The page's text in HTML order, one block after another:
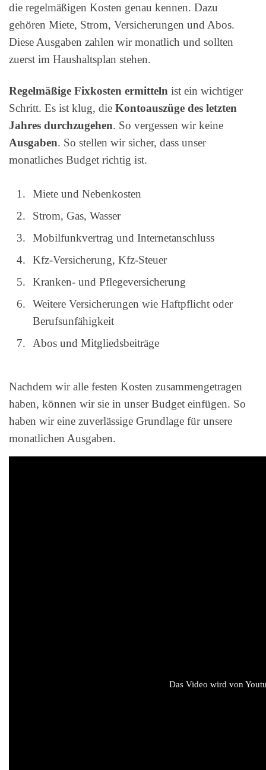
die regelmäßigen Kosten genau kennen. Dazu
gehören Miete, Strom, Versicherungen und Abos.
Diese Ausgaben zahlen wir monatlich und sollten
zuerst im Haushaltsplan stehen.
Regelmäßige Fixkosten ermitteln ist ein wichtiger
Schritt. Es ist klug, die Kontoauszüge des letzten
Jahres durchzugehen. So vergessen wir keine
Ausgaben. So stellen wir sicher, dass unser
monatliches Budget richtig ist.
Miete und Nebenkosten
Strom, Gas, Wasser
Mobilfunkvertrag und Internetanschluss
Kfz-Versicherung, Kfz-Steuer
Kranken- und Pflegeversicherung
Weitere Versicherungen wie Haftpflicht oder
Berufsunfähigkeit
Abos und Mitgliedsbeiträge
Nachdem wir alle festen Kosten zusammengetragen
haben, können wir sie in unser Budget einfügen. So
haben wir eine zuverlässige Grundlage für unsere
monatlichen Ausgaben.
Das Video wird von